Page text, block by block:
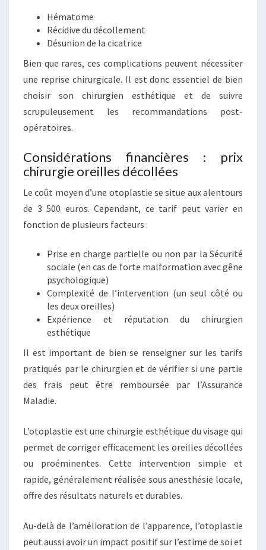
Hématome
Récidive du décollement
Désunion de la cicatrice
Bien que rares, ces complications peuvent nécessiter
une reprise chirurgicale. Il est donc essentiel de bien
choisir son chirurgien esthétique et de suivre
scrupuleusement les recommandations post-
opératoires.
Considérations financières : prix
chirurgie oreilles décollées
Le coût moyen d’une otoplastie se situe aux alentours
de 3 500 euros. Cependant, ce tarif peut varier en
fonction de plusieurs facteurs :
Prise en charge partielle ou non par la Sécurité
sociale (en cas de forte malformation avec gêne
psychologique)
Complexité de l’intervention (un seul côté ou
les deux oreilles)
Expérience et réputation du chirurgien
esthétique
Il est important de bien se renseigner sur les tarifs
pratiqués par le chirurgien et de vérifier si une partie
des frais peut être remboursée par l’Assurance
Maladie.
L’otoplastie est une chirurgie esthétique du visage qui
permet de corriger efficacement les oreilles décollées
ou proéminentes. Cette intervention simple et
rapide, généralement réalisée sous anesthésie locale,
offre des résultats naturels et durables.
Au-delà de l’amélioration de l’apparence, l’otoplastie
peut aussi avoir un impact positif sur l’estime de soi et